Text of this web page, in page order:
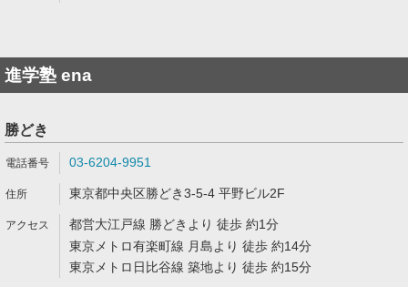
進学塾 ena
勝どき
03-6204-9951
東京都中央区勝どき3-5-4 平野ビル2F
都営大江戸線 勝どきより 徒歩 約1分
東京メトロ有楽町線 月島より 徒歩 約14分
東京メトロ日比谷線 築地より 徒歩 約15分